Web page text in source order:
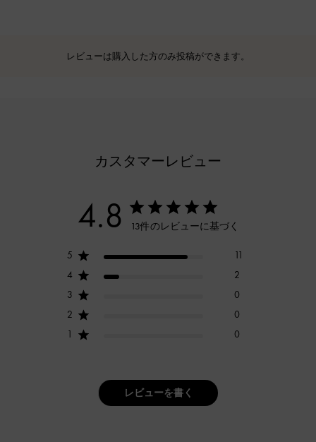
レビューは購入した方のみ投稿ができます。
カスタマーレビュー
4.8 13件のレビューに基づく
5
11
4
2
3
0
2
0
1
0
レビューを書く